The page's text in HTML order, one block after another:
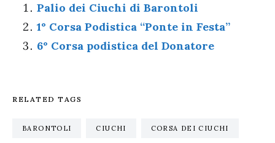
Palio dei Ciuchi di Barontoli
1° Corsa Podistica “Ponte in Festa”
6° Corsa podistica del Donatore
RELATED TAGS
BARONTOLI CIUCHI CORSA DEI CIUCHI